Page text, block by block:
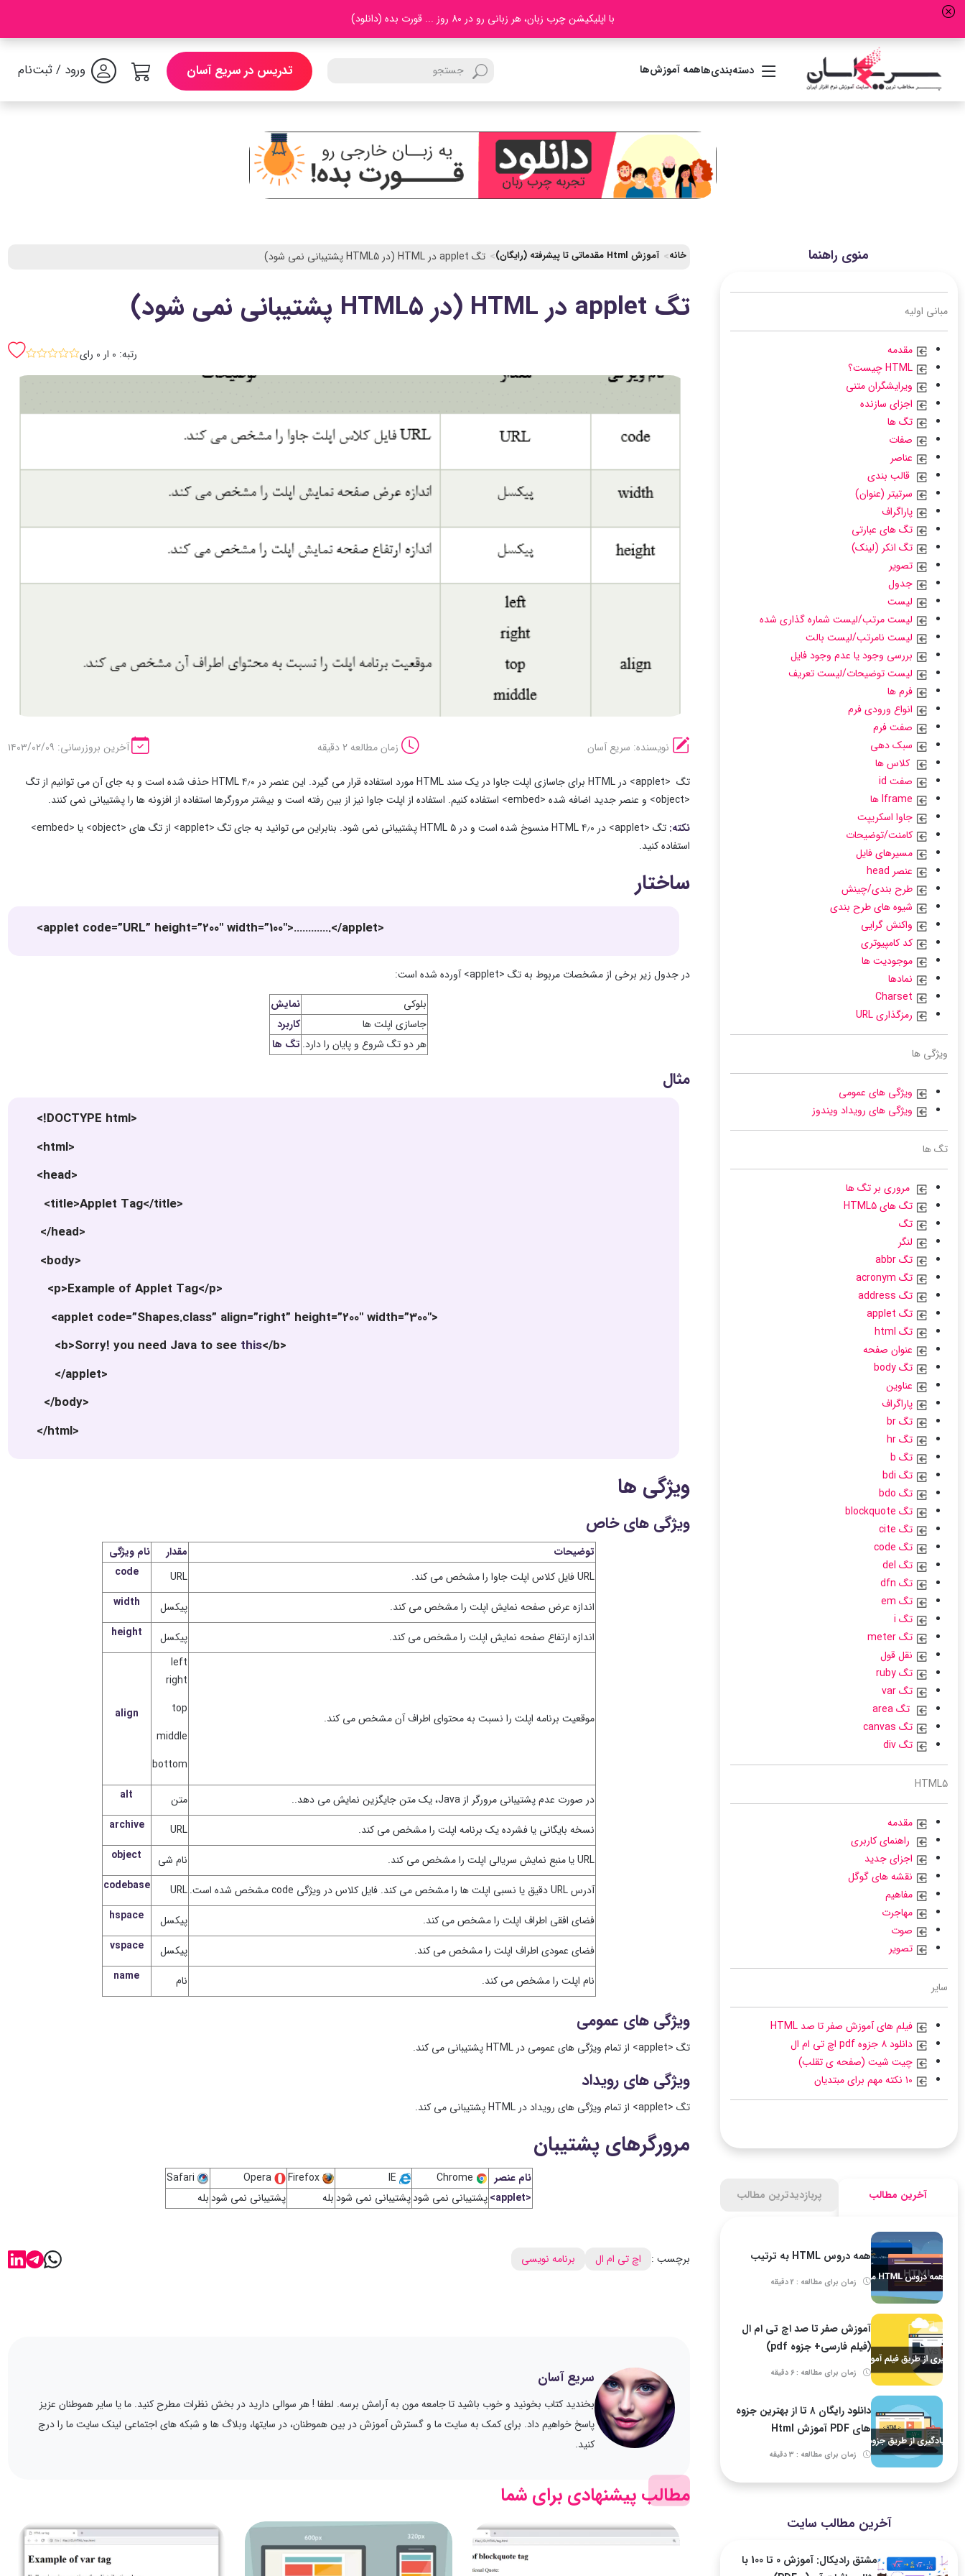
با اپلیکیشن چرب زبان، هر زبانی رو در 80 روز ... قورت بده (دانلود)
دسته‌بندی‌هاهمه آموزش‌ها تدریس در سریع آسان ورود / ثبت‌نام
منوی راهنما
مبانی اولیه
مقدمه
HTML چیست؟
ویرایشگران متنی
اجزای سازنده
تگ ها
صفات
عناصر
قالب بندی
سرتیتر (عنوان)
پاراگراف
تگ های عبارتی
تگ انکر (لینک)
تصویر
جدول
لیست
لیست مرتب/لیست شماره گذاری شده
لیست نامرتب/لیست بالت
بررسی وجود یا عدم وجود فایل
لیست توضیحات/لیست تعریف
فرم ها
انواع ورودی فرم
صفت فرم
سبک دهی
کلاس ها
صفت id
جاوا اسکریپت
کامنت/توضیحات
مسیرهای فایل
عنصر head
طرح بندی/چینش
شیوه های طرح بندی
واکنش گرایی
کد کامپیوتری
موجودیت ها
نمادها
رمزگذاری URL
ویژگی ها
ویژگی های عمومی
ویژگی های رویداد ویندوز
تگ ها
مروری بر تگ ها
تگ های HTML5
تگ
لنگر
تگ abbr
تگ acronym
تگ address
تگ applet
تگ html
عنوان صفحه
تگ body
عناوین
پاراگراف
تگ br
تگ hr
تگ b
تگ bdi
تگ bdo
تگ blockquote
تگ cite
تگ code
تگ del
تگ dfn
تگ em
تگ i
تگ meter
نقل قول
تگ ruby
تگ var
تگ area
تگ canvas
تگ div
HTML5
مقدمه
راهنمای کاربری
اجزای جدید
نقشه های گوگل
مفاهیم
مهاجرت
صوت
تصویر
سایر
فیلم های آموزش صفر تا صد HTML
دانلود ۸ جزوه pdf اچ تی ام ال
چیت شیت (صفحه ی تقلب)
آخرین مطالب پربازدیدترین مطالب
همه دروس HTML به ترتیب
زمان برای مطالعه : 2 دقیقه
آموزش صفر تا صد اچ تی ام ال
(فیلم فارسی+ جزوه pdf)
زمان برای مطالعه : 6 دقیقه
دانلود رایگان ۸ تا از بهترین جزوه
های PDF آموزش Html
زمان برای مطالعه : 3 دقیقه
آخرین مطالب سایت
مشتق رادیکال: آموزش 0 تا 100 با
خانه آموزش Html مقدماتی تا پیشرفته (رایگان) تگ applet در HTML (در HTML5 پشتیبانی نمی شود)
تگ applet در HTML (در HTML5 پشتیبانی نمی شود)
رتبه: 0 ار 0 رای sssss
نویسنده: سریع آسان زمان مطالعه 2 دقیقه آخرین بروزرسانی: ۱۴۰۳/۰۲/۰۹
تگ <applet> در HTML برای جاسازی اپلت جاوا در یک سند HTML مورد استفاده قرار می گیرد. این عنصر در ۴٫۰ HTML حذف شده است و به جای آن می توانیم از تگ
<object> و عنصر جدید اضافه شده <embed> استفاده کنیم. استفاده از اپلت جاوا نیز از بین رفته است و بیشتر مرورگرها استفاده از افزونه ها را پشتیبانی نمی کنند.
نکته:
تگ <applet> در ۴٫۰ HTML منسوخ شده است و در ۵ HTML پشتیبانی نمی شود. بنابراین می توانید به جای تگ <applet> از تگ های <object> یا <embed>
استفاده کنید.
ساختار
<applet code=”URL” height=”200″ width=”100″>………….</applet>
در جدول زیر برخی از مشخصات مربوط به تگ <applet> آورده شده است:
بلوکی
نمایش
جاسازی اپلت ها
کاربرد
هر دو تگ شروع و پایان را دارد. تگ ها
مثال
<!DOCTYPE html>
<html>
<head>
<title>Applet Tag</title>
</head>
<body>
<p>Example of Applet Tag</p>
<applet code=”Shapes.class” align=”right” height=”200″ width=”300″>
<b>Sorry! you need Java to see this</b>
</applet>
</body>
</html>
ویژگی ها
ویژگی های خاص
توضیحات مقدار
نام ویژگی
URL فایل کلاس اپلت جاوا را مشخص می کند.
URL
code
اندازه عرض صفحه نمایش اپلت را مشخص می کند. پیکسل width
اندازه ارتفاع صفحه نمایش اپلت را مشخص می کند. پیکسل height
موقعیت برنامه اپلت را نسبت به محتوای اطراف آن مشخص می کند.
left
right
top
middle
bottom
align
در صورت عدم پشتیبانی مرورگر از Java، یک متن جایگزین نمایش می دهد.. متن alt
نسخه بایگانی یا فشرده یک برنامه اپلت را مشخص می کند. URL
archive
URL یا منبع نمایش سریالی اپلت را مشخص می کند. نام شی object
آدرس URL دقیق یا نسبی اپلت ها را مشخص می کند. فایل کلاس در ویژگی code مشخص شده است. URL
codebase
فضای افقی اطراف اپلت را مشخص می کند. پیکسل hspace
فضای عمودی اطراف اپلت را مشخص می کند. پیکسل vspace
نام اپلت را مشخص می کند. نام name
ویژگی های عمومی
تگ <applet> از تمام ویژگی های عمومی در HTML پشتیبانی می کند.
ویژگی های رویداد
تگ <applet> از تمام ویژگی های رویداد در HTML پشتیبانی می کند.
مرورگرهای پشتیبان
نام عنصر Firefox
Opera
<applet>
پشتیبانی نمی شودپشتیبانی نمی شود بله پشتیبانی نمی شود بله
برچسب : اچ تی ام ال برنامه نویسی
سریع آسان
بخندید کتاب بخونید و خوب باشید تا جامعه مون به آرامش برسه. لطفا ! هر سوالی دارید در بخش نظرات مطرح کنید. ما یا سایر هموطنان عزیز
پاسخ خواهیم داد. برای کمک به سایت ما و گسترش آموزش در بین هموطنان، در سایتها، وبلاگ ها و شبکه های اجتماعی لینک سایت ما را درج
کنید.
مطالب پیشنهادی برای شما